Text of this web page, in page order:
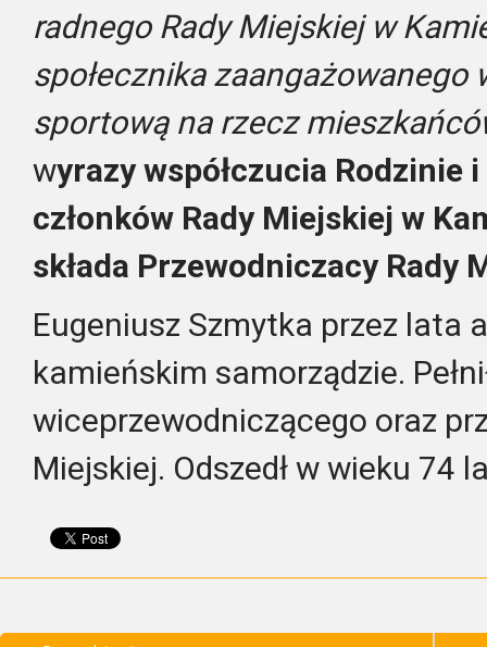
radnego Rady Miejskiej w
społecznika zaangażowanego
sportową na rzecz
wyrazy współczucia Rodzinie
członków Rady Miejskiej w
składa Przewodniczacy Rady
Eugeniusz Szmytka przez lata
kamieńskim samorządzie.
wiceprzewodniczącego oraz
Miejskiej. Odszedł w wieku 74